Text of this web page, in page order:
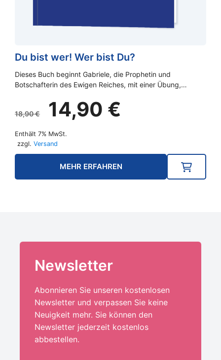
Du bist wer! Wer bist Du?
Dieses Buch beginnt Gabriele, die Prophetin und
Botschafterin des Ewigen Reiches, mit einer Übung,…
18,90€
Ursprünglicher
Preis
war:
18,90 €
14,90 €
Enthält 7% MwSt.
zzgl. Versand
MEHR ERFAHREN
Newsletter
Abonnieren Sie unseren kostenlosen
Newsletter und verpassen Sie keine
Neuigkeit mehr. Sie können den
Newsletter jederzeit kostenlos
abbestellen.